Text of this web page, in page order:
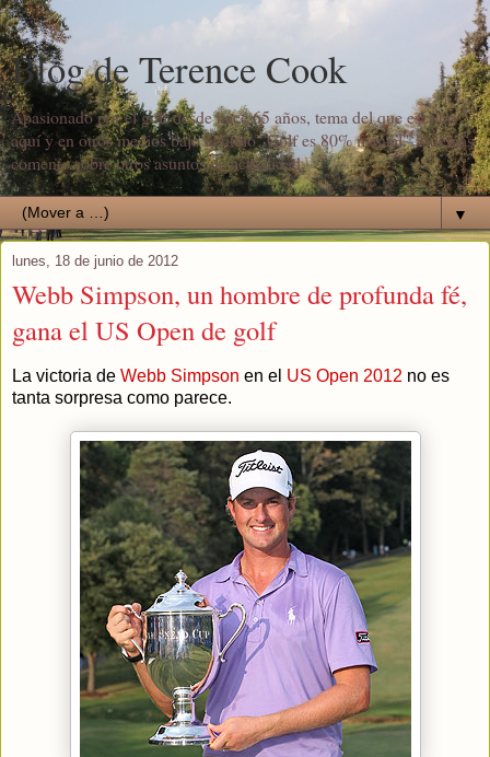
Blog de Terence Cook
Apasionado por el golf desde hace 65 años, tema del que escribo
aquí y en otros medios bajo el título "Golf es 80% mental". Además
comento sobre otros asuntos de actualidad.
▼
lunes, 18 de junio de 2012
Webb Simpson, un hombre de profunda fé,
gana el US Open de golf
La victoria de Webb Simpson en el US Open 2012 no es
tanta sorpresa como parece.